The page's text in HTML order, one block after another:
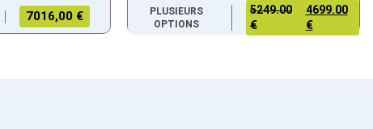
7016,00 €
PLUSIEURS
OPTIONS
5249.00
€
4699.00
€